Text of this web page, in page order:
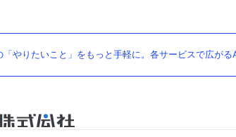
「やりたいこと」をもっと手軽に。各サービスで広がる